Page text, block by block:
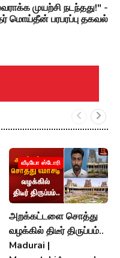
முயற்சி நடந்தது!" -
மொய்தீன் பரபரப்பு தகவல்
வீடியோ ஸ்டோரி
அறக்கட்டளை சொத்து
வழக்கில் திடீர் திருப்பம்..
Madurai |